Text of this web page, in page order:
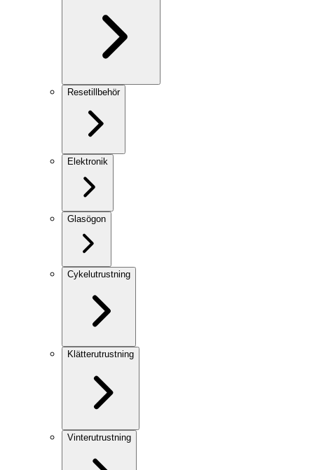
Resetillbehör
Elektronik
Glasögon
Cykelutrustning
Klätterutrustning
Vinterutrustning